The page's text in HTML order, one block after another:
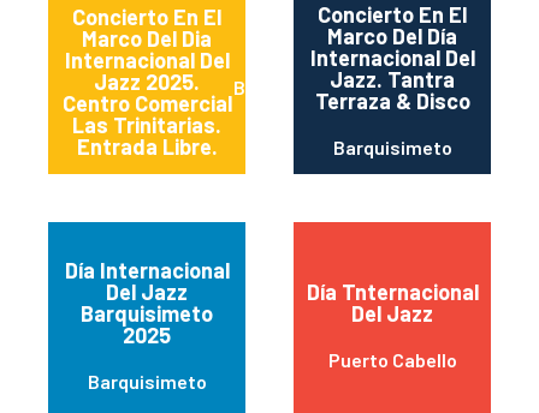
Concierto En El
Marco Del Dia
Internacional Del
Jazz 2025.
Centro Comercial
Las Trinitarias.
Entrada Libre.
Barquisimeto
Concierto En El
Marco Del Día
Internacional Del
Jazz. Tantra
Terraza & Disco
Barquisimeto
Día Internacional
Del Jazz
Barquisimeto
2025
Barquisimeto
Día Tnternacional
Del Jazz
Puerto Cabello